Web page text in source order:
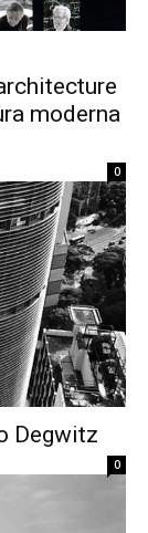
moderna
0
Degwitz
0